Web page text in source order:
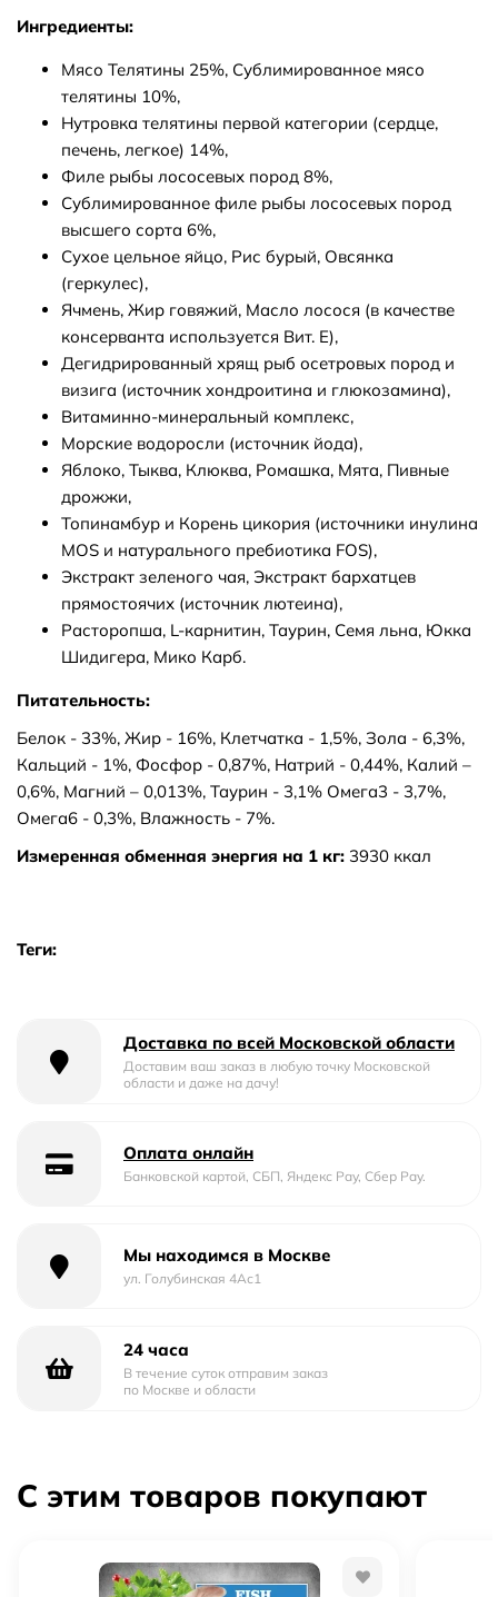
Ингредиенты:
Мясо Телятины 25%, Сублимированное мясо
телятины 10%,
Нутровка телятины первой категории (сердце,
печень, легкое) 14%,
Филе рыбы лососевых пород 8%,
Сублимированное филе рыбы лососевых пород
высшего сорта 6%,
Сухое цельное яйцо, Рис бурый, Овсянка
(геркулес),
Ячмень, Жир говяжий, Масло лосося (в качестве
консерванта используется Вит. Е),
Дегидрированный хрящ рыб осетровых пород и
визига (источник хондроитина и глюкозамина),
Витаминно-минеральный комплекс,
Морские водоросли (источник йода),
Яблоко, Тыква, Клюква, Ромашка, Мята, Пивные
дрожжи,
Топинамбур и Корень цикория (источники инулина
MOS и натурального пребиотика FOS),
Экстракт зеленого чая, Экстракт бархатцев
прямостоячих (источник лютеина),
Расторопша, L-карнитин, Таурин, Семя льна, Юкка
Шидигера, Мико Карб.
Питательность:
Белок - 33%, Жир - 16%, Клетчатка - 1,5%, Зола - 6,3%,
Кальций - 1%, Фосфор - 0,87%, Натрий - 0,44%, Калий –
0,6%, Магний – 0,013%, Таурин - 3,1% Омега3 - 3,7%,
Омега6 - 0,3%, Влажность - 7%.
Измеренная обменная энергия на 1 кг: 3930 ккал
Теги:
Доставка по всей Московской области
Доставим ваш заказ в любую точку Московской
области и даже на дачу!
Оплата онлайн
Банковской картой, СБП, Яндекс Pay, Сбер Pay.
Мы находимся в Москве
ул. Голубинская 4Ас1
24 часа
В течение суток отправим заказ
по Москве и области
С этим товаров покупают